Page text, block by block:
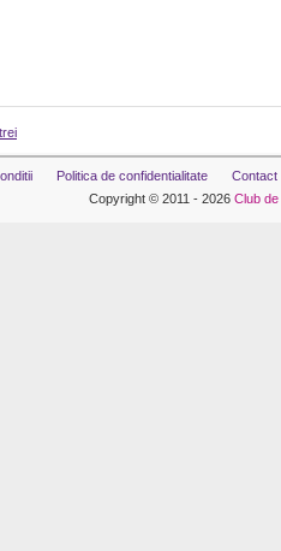
trei
Politica de confidentialitate
Contact
Copyright © 2011 - 2026 Club